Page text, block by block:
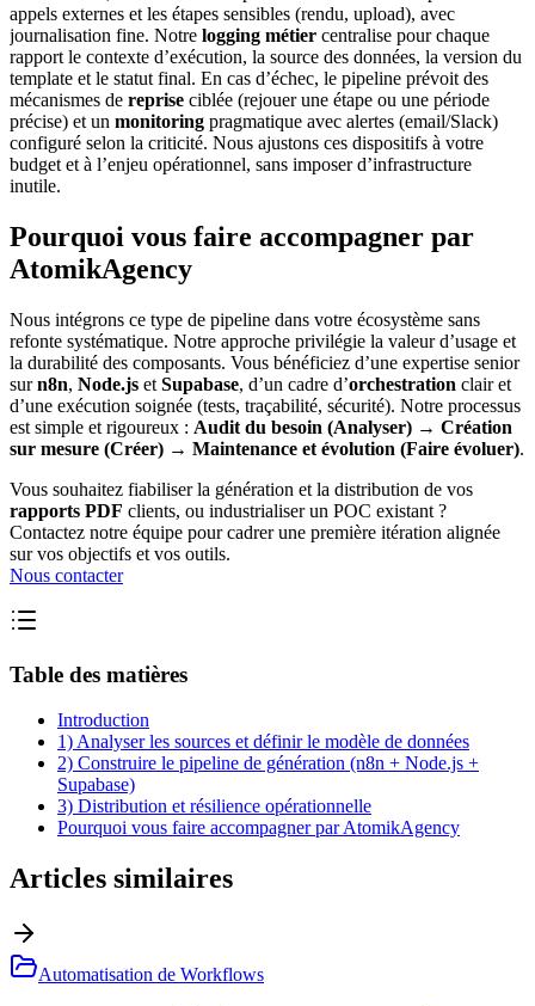
appels externes et les étapes sensibles (rendu, upload), avec
journalisation fine. Notre logging métier centralise pour chaque
rapport le contexte d’exécution, la source des données, la version du
template et le statut final. En cas d’échec, le pipeline prévoit des
mécanismes de reprise ciblée (rejouer une étape ou une période
précise) et un monitoring pragmatique avec alertes (email/Slack)
configuré selon la criticité. Nous ajustons ces dispositifs à votre
budget et à l’enjeu opérationnel, sans imposer d’infrastructure
inutile.
Pourquoi vous faire accompagner par
AtomikAgency
Nous intégrons ce type de pipeline dans votre écosystème sans
refonte systématique. Notre approche privilégie la valeur d’usage et
la durabilité des composants. Vous bénéficiez d’une expertise senior
surn8n, Node.js et Supabase, d’un cadre d’orchestration clair et
d’une exécution soignée (tests, traçabilité, sécurité). Notre processus
est simple et rigoureux : Audit du besoin (Analyser) → Création
sur mesure (Créer) → Maintenance et évolution (Faire évoluer).
Vous souhaitez fiabiliser la génération et la distribution de vos
rapports PDF clients, ou industrialiser un POC existant ?
Contactez notre équipe pour cadrer une première itération alignée
sur vos objectifs et vos outils.
Nous contacter
Table des matières
Introduction
1) Analyser les sources et définir le modèle de données
2) Construire le pipeline de génération (n8n + Node.js +
Supabase)
3) Distribution et résilience opérationnelle
Pourquoi vous faire accompagner par AtomikAgency
Articles similaires
Automatisation de Workflows